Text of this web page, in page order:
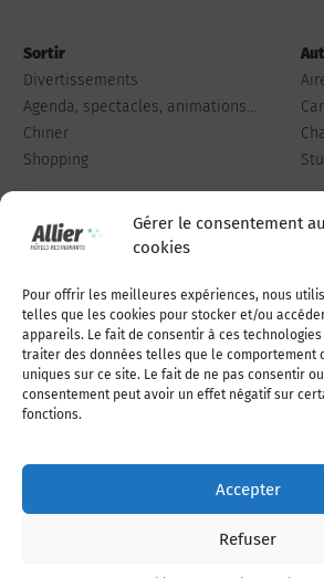
Gérer le consentement
cookies
Pour offrir les meilleures expériences, nous
telles que les cookies pour stocker et/ou
appareils. Le fait de consentir à ces
traiter des données telles que le comportement
uniques sur ce site. Le fait de ne pas consentir
consentement peut avoir un effet négatif sur
fonctions.
Accepter
Refuser
Sortir
Divertissements
Agenda, spectacles, animations...
Chiner
Shopping
Qui sommes-nous
Adhérer à l’association
Politique de cookies